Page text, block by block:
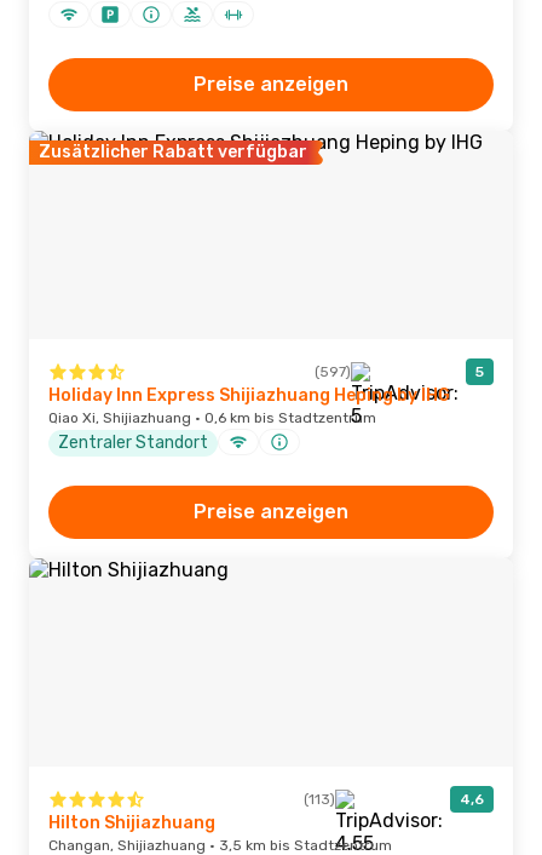
Preise anzeigen
Zusätzlicher Rabatt verfügbar
(597) 5
Holiday Inn Express Shijiazhuang Heping by IHG
Qiao Xi, Shijiazhuang · 0,6 km bis Stadtzentrum
Zentraler Standort
Preise anzeigen
(113) 4,6
Hilton Shijiazhuang
Changan, Shijiazhuang · 3,5 km bis Stadtzentrum